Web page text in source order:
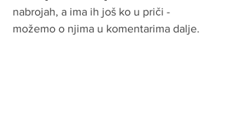
nabrojah, a ima ih još ko u priči -
možemo o njima u komentarima dalje.